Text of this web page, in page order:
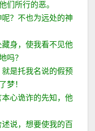
们所行的恶。
？不也为远处的神
身，使我看不见他
吗？
是托我名说的假预
梦！
心诡诈的先知，他
说，想要使我的百